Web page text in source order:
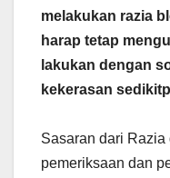
melakukan razia
harap tetap
lakukan dengan
kekerasan
Sasaran dari
pemeriksaan dan